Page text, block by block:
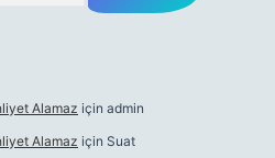
Alamaz için admin
Alamaz için Suat